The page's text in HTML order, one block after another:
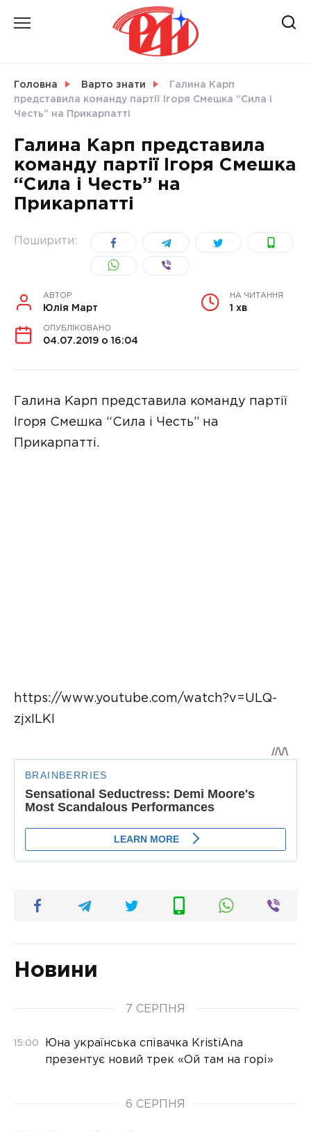
СВІТ
УКРАЇНА
Головна Варто знати
Галина Карп
представила команду партії Ігоря Смешка “Сила і
Честь” на Прикарпатті
Галина Карп представила
команду партії Ігоря Смешка
“Сила і Честь” на
Прикарпатті
Поширити:
АВТОР
Юлія Март
НА ЧИТАННЯ
1 хв
ОПУБЛІКОВАНО
04.07.2019 о 16:04
Галина Карп представила команду партії
Ігоря Смешка “Сила і Честь” на
Прикарпатті.
https://www.youtube.com/watch?v=ULQ-
zjxILKI
Новини
7 СЕРПНЯ
15:00
Юна українська співачка KristiAna
презентує новий трек «Ой там на горі»
6 СЕРПНЯ